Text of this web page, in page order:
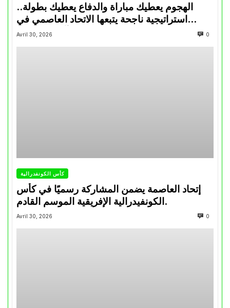
الهجوم يعطيك مباراة والدفاع يعطيك بطولة..
استراتيجية ناجحة يتبعها الاتحاد العاصمي في
تتويجاته آخر السنوات
Avril 30, 2026 0
كأس الكونفدرالية
إتحاد العاصمة يضمن المشاركة رسميًا في كأس
الكونفيدرالية الإفريقية الموسم القادم.
Avril 30, 2026 0